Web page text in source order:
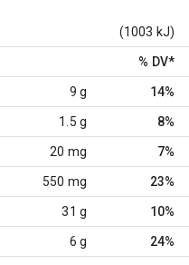
(1003 kJ)
% DV*
9 g 14%
1.5 g 8%
20 mg 7%
550 mg 23%
31 g 10%
6 g 24%